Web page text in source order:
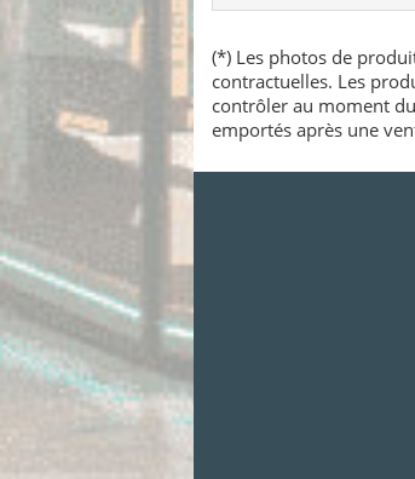
(*) Les photos de
contractuelles. Les
contrôler au moment
emportés après une